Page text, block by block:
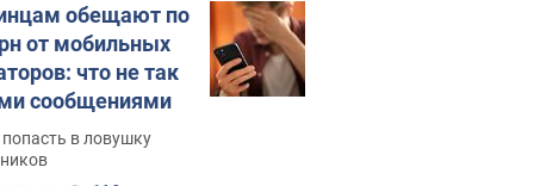
обещают по
от мобильных
что не так
сообщениями
попасть в ловушку